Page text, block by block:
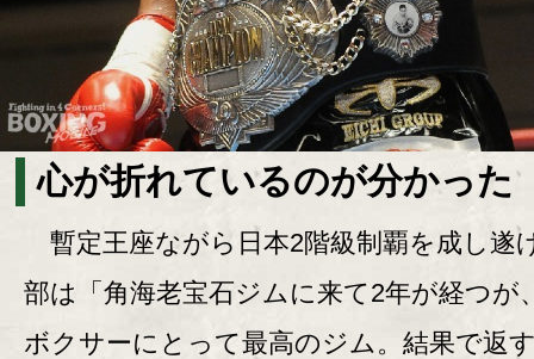
心が折れているのが分かった
暫定王座ながら日本2階級制覇を成し遂
部は「角海老宝石ジムに来て2年が経つが
ボクサーにとって最高のジム。結果で返